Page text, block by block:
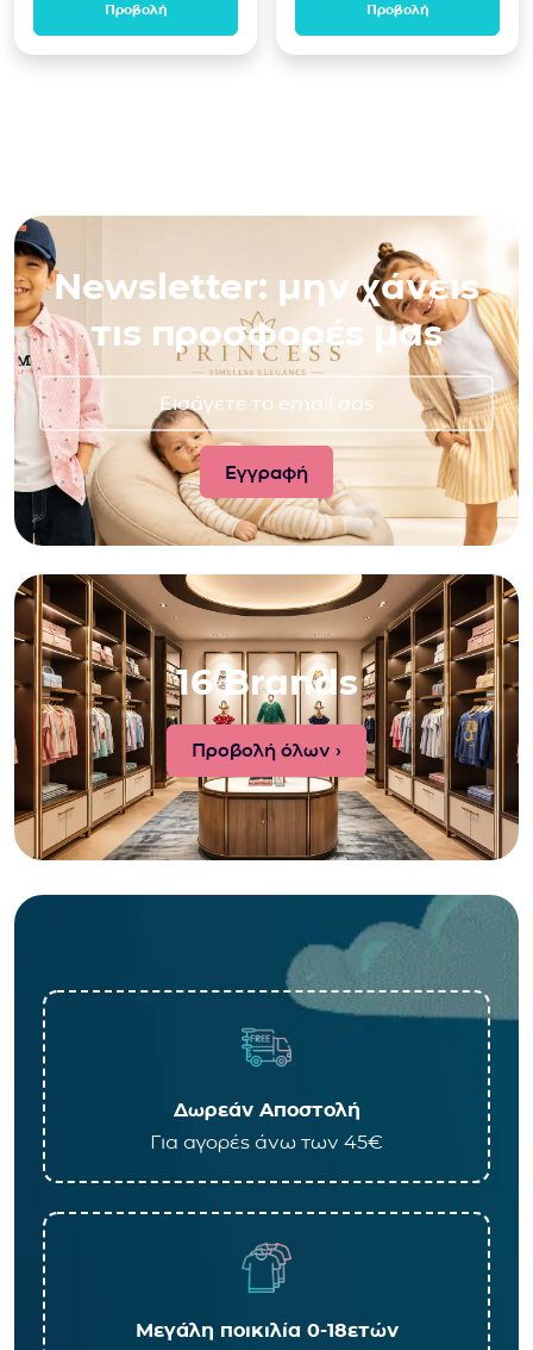
Προβολή Προβολή
Newsletter: μην χάνεις
τις προσφορές μας
16 Brands
Προβολή όλων ›
Δωρεάν Αποστολή
Για αγορές άνω των 45€
Μεγάλη ποικιλία 0-18ετών